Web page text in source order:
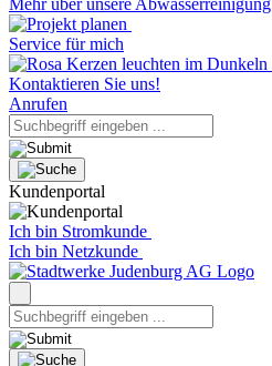
Mehr über unsere Abwasserreinigung
Service für mich
Kontaktieren Sie uns!
Anrufen
Kundenportal
Ich bin Stromkunde
Ich bin Netzkunde